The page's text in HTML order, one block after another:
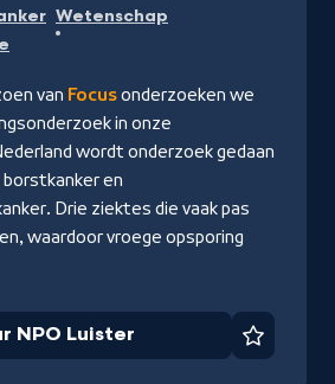
NPO
Wetenschap
van Focusonderzoeken we
in onze
wordt onderzoek gedaan
borstkanker en
Drie ziektes die vaak pas
waardoor vroege opsporing
NPO Luister